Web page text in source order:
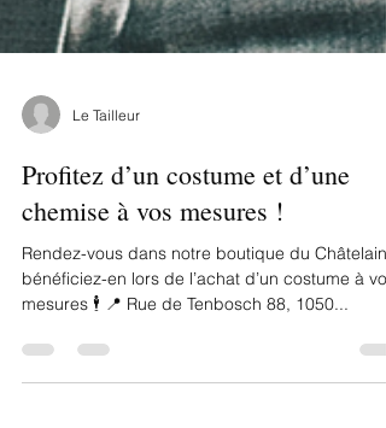
Le Tailleur
Profitez d’un costume et d’une
chemise à vos mesures !
Rendez-vous dans notre boutique du Châtelain
mesures 🕴 📍 Rue de Tenbosch 88, 1050...